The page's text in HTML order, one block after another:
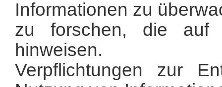
Informationen zu
zu forschen, die auf
hinweisen.
Verpflichtungen zur